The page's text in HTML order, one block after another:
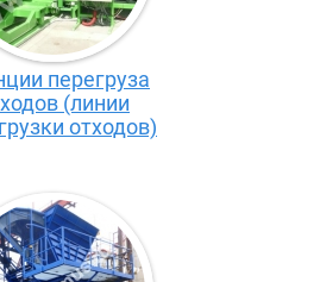
перегруза
(линии
отходов)